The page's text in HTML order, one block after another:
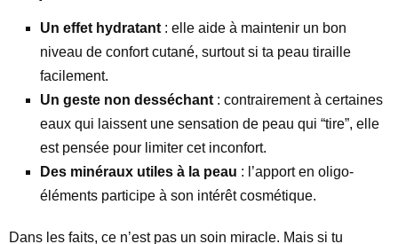
Un effet hydratant : elle aide à maintenir un bon
niveau de confort cutané, surtout si ta peau tiraille
facilement.
Un geste non desséchant : contrairement à certaines
eaux qui laissent une sensation de peau qui “tire”, elle
est pensée pour limiter cet inconfort.
Des minéraux utiles à la peau : l’apport en oligo-
éléments participe à son intérêt cosmétique.
Dans les faits, ce n’est pas un soin miracle. Mais si tu